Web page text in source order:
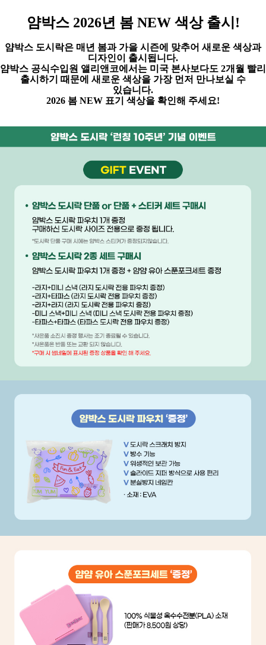
얌박스 2026년 봄NEW 색상 출시!
얌박스 도시락은 매년 봄과 가을 시즌에 맞추어 새로운 색상과
디자인이 출시됩니다.
얌박스 공식수입원 앨리앤코에서는 미국 본사보다도 2개월 빨리
출시하기 때문에 새로운 색상을 가장 먼저 만나보실 수
있습니다.
2026 봄 NEW 표기 색상을 확인해 주세요!